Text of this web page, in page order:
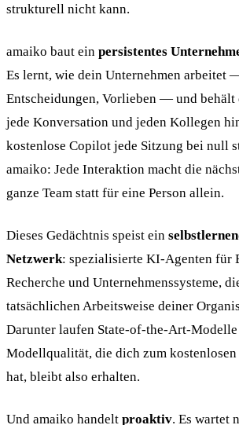
strukturell nicht kann.
amaiko baut ein persistentes
Es lernt, wie dein Unternehmen arbeitet
Entscheidungen, Vorlieben — und behält
jede Konversation und jeden Kollegen
kostenlose Copilot jede Sitzung bei null
amaiko: Jede Interaktion macht die
ganze Team statt für eine Person allein.
Dieses Gedächtnis speist ein
Netzwerk: spezialisierte KI-Agenten für
Recherche und Unternehmenssysteme,
tatsächlichen Arbeitsweise deiner
Darunter laufen State-of-the-Art-
Modellqualität, die dich zum
hat, bleibt also erhalten.
Und amaiko handelt proaktiv. Es wartet